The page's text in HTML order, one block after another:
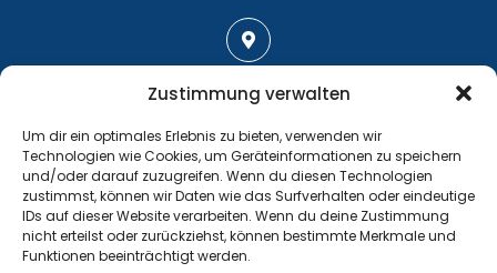
Zustimmung verwalten
Um dir ein optimales Erlebnis zu bieten, verwenden wir
Technologien wie Cookies, um Geräteinformationen zu speichern
und/oder darauf zuzugreifen. Wenn du diesen Technologien
zustimmst, können wir Daten wie das Surfverhalten oder eindeutige
IDs auf dieser Website verarbeiten. Wenn du deine Zustimmung
nicht erteilst oder zurückziehst, können bestimmte Merkmale und
Funktionen beeinträchtigt werden.
Großenhainer Straße 17
01689 Wein­böhla
Kontakt